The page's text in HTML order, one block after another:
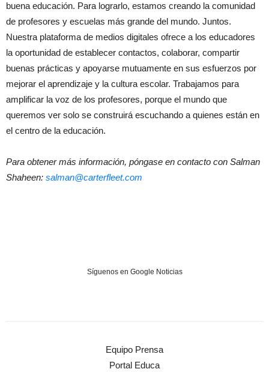
buena educación. Para lograrlo, estamos creando la comunidad
de profesores y escuelas más grande del mundo. Juntos.
Nuestra plataforma de medios digitales ofrece a los educadores
la oportunidad de establecer contactos, colaborar, compartir
buenas prácticas y apoyarse mutuamente en sus esfuerzos por
mejorar el aprendizaje y la cultura escolar. Trabajamos para
amplificar la voz de los profesores, porque el mundo que
queremos ver solo se construirá escuchando a quienes están en
el centro de la educación.
Para obtener más información, póngase en contacto con Salman
Shaheen: salman@carterfleet.com
Síguenos en Google Noticias
Equipo Prensa
Portal Educa